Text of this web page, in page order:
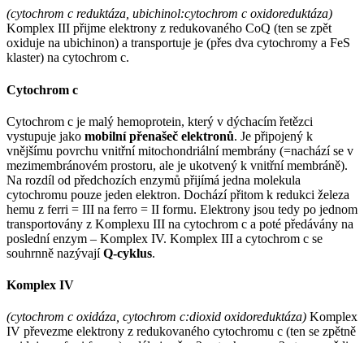
(cytochrom c reduktáza, ubichinol:cytochrom c oxidoreduktáza)
Komplex III přijme elektrony z redukovaného CoQ (ten se zpět
oxiduje na ubichinon) a transportuje je (přes dva cytochromy a FeS
klaster) na cytochrom c.
Cytochrom c
Cytochrom c je malý hemoprotein, který v dýchacím řetězci
vystupuje jako mobilní přenašeč elektronů. Je připojený k
vnějšímu povrchu vnitřní mitochondriální membrány (=nachází se v
mezimembránovém prostoru, ale je ukotvený k vnitřní membráně).
Na rozdíl od předchozích enzymů přijímá jedna molekula
cytochromu pouze jeden elektron. Dochází přitom k redukci železa
hemu z ferri = III na ferro = II formu. Elektrony jsou tedy po jednom
transportovány z Komplexu III na cytochrom c a poté předávány na
poslední enzym – Komplex IV. Komplex III a cytochrom c se
souhrnně nazývajíQ-cyklus.
Komplex IV
(cytochrom c oxidáza, cytochrom c:dioxid oxidoreduktáza) Komplex
IV převezme elektrony z redukovaného cytochromu c (ten se zpětně